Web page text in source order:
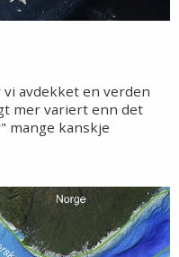
avdekket en verden
mer variert enn det
mange kanskje